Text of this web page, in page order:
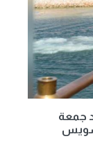
ميلاد جمعة